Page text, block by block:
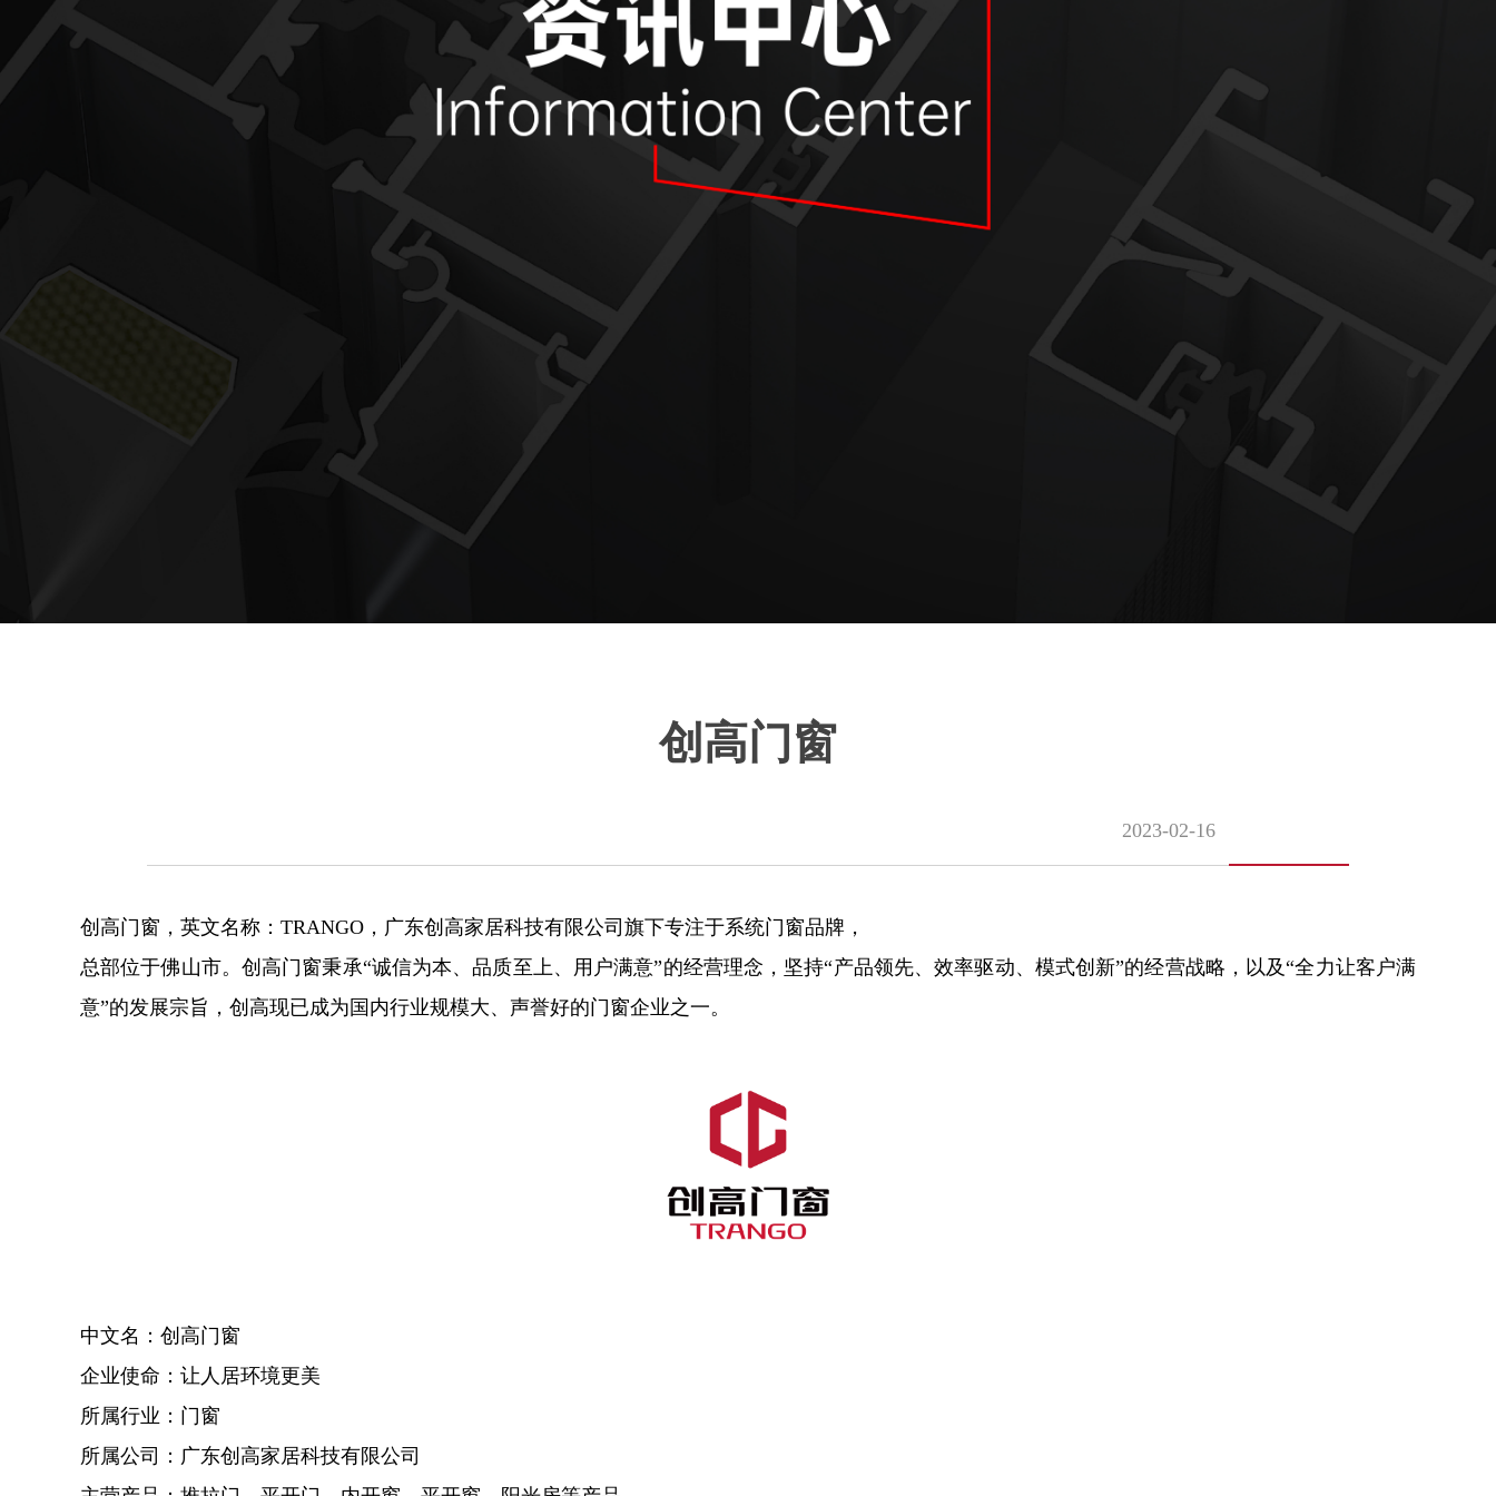
创高门窗
2023-02-16
创高门窗，英文名称：TRANGO，广东创高家居科技有限公司旗下专注于系统门窗品牌，
总部位于佛山市。创高门窗秉承“诚信为本、品质至上、用户满意”的经营理念，坚持“产品领先、效率驱动、模式创新”的经营战略，以及“全力让客户满
意”的发展宗旨，创高现已成为国内行业规模大、声誉好的门窗企业之一。
中文名：创高门窗
企业使命：让人居环境更美
所属行业：门窗
所属公司：广东创高家居科技有限公司